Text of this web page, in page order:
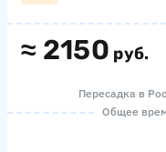
≈ 2150 руб.
Пересадка в
Общее